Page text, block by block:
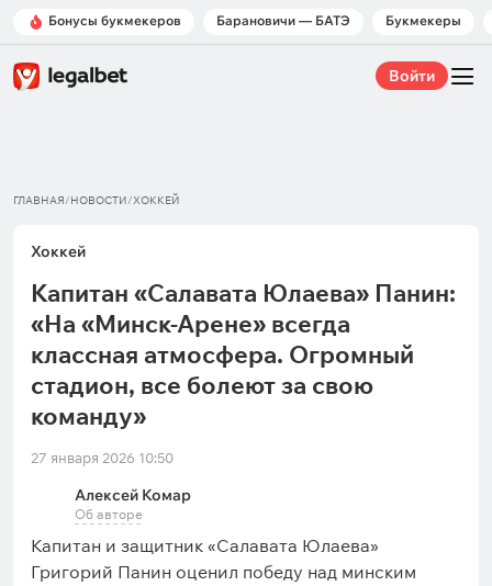
Бонусы букмекеров Барановичи — БАТЭ Букмекеры
Войти
ГЛАВНАЯ/НОВОСТИ/ХОККЕЙ
Хоккей
Капитан «Салавата Юлаева» Панин:
«На «Минск-Арене» всегда
классная атмосфера. Огромный
стадион, все болеют за свою
команду»
27 января 2026 10:50
Алексей Комар
Об авторе
Капитан и защитник «Салавата Юлаева»
Григорий Панин оценил победу над минским